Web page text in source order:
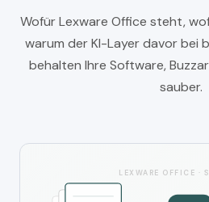
Wofür Lexware Office steht,
warum der KI-Layer davor bei
behalten Ihre Software,
sauber.
LEXWARE OFFICE ·